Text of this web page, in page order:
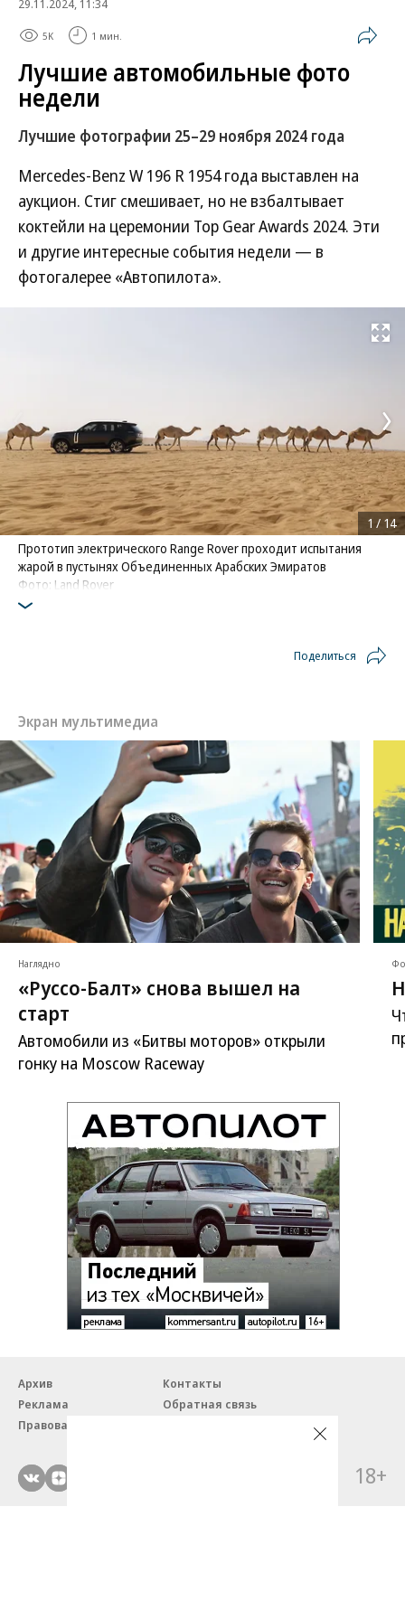
29.11.2024, 11:34
5K 1 мин.
Лучшие автомобильные фото
недели
Лучшие фотографии 25–29 ноября 2024 года
Mercedes-Benz W 196 R 1954 года выставлен на
аукцион. Стиг смешивает, но не взбалтывает
коктейли на церемонии Top Gear Awards 2024. Эти
и другие интересные события недели — в
фотогалерее «Автопилота».
Развернуть
Прототип электрического Range Rover проходит испытания
жарой в пустынях Объединенных Арабских Эмиратов
Фото: Land Rover
1 / 14
Поделиться
Экран мультимедиа
Наглядно
«Руссо-Балт» снова вышел на
старт
Автомобили из «Битвы моторов» открыли
гонку на Moscow Raceway
Архив
Контакты
Реклама
Обратная связь
Правовая информация
18+